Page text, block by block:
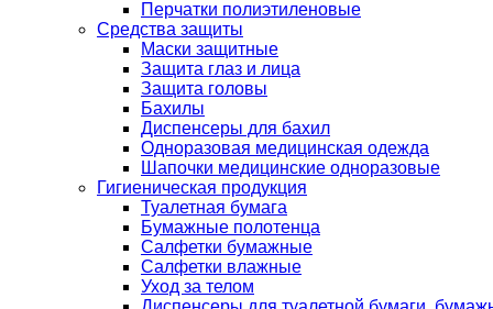
Перчатки полиэтиленовые
Средства защиты
Маски защитные
Защита глаз и лица
Защита головы
Бахилы
Диспенсеры для бахил
Одноразовая медицинская одежда
Шапочки медицинские одноразовые
Гигиеническая продукция
Туалетная бумага
Бумажные полотенца
Салфетки бумажные
Салфетки влажные
Уход за телом